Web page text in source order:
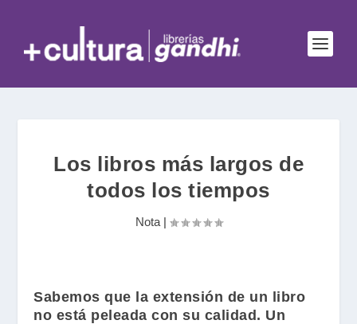
Los libros más largos de
todos los tiempos
Nota|
Sabemos que la extensión de un libro
no está peleada con su calidad. Un